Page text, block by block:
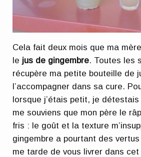
Cela fait deux mois que ma
le jus de gingembre. Toutes les
récupère ma petite bouteille de
l’accompagner dans sa cure.
lorsque j’étais petit, je
me souviens que mon père le
fris : le goût et la texture
gingembre a pourtant des vertus
me tarde de vous livrer dans